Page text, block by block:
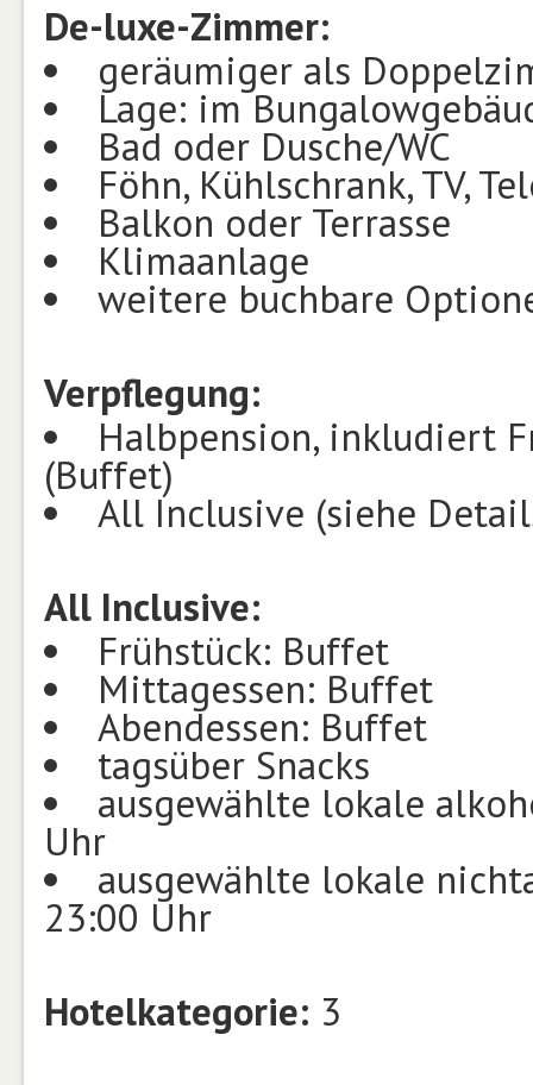
De-luxe-Zimmer:
geräumiger als
Lage: im
Bad oder Dusche/WC
Föhn, Kühlschrank, TV,
Balkon oder Terrasse
Klimaanlage
weitere buchbare
Verpflegung:
Halbpension, inkludiert
(Buffet)
All Inclusive (siehe
All Inclusive:
Frühstück: Buffet
Mittagessen: Buffet
Abendessen: Buffet
tagsüber Snacks
ausgewählte lokale
Uhr
ausgewählte lokale
23:00 Uhr
Hotelkategorie: 3